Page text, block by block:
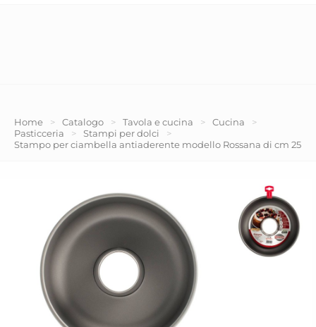
Home > Catalogo > Tavola e cucina > Cucina
>
Pasticceria
> Stampi per dolci
>
Stampo per ciambella antiaderente modello Rossana di cm 25